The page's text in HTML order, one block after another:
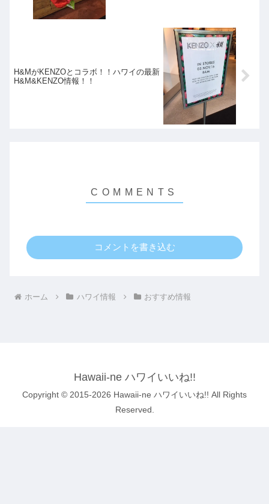
H&MがKENZOとコラボ！！ハワイの最新
H&M&KENZO情報！！
コメントを書き込む
ホーム ハワイ情報 おすすめ情報
Hawaii-ne ハワイいいね!!
Copyright © 2015-2026 Hawaii-ne ハワイいいね!! All Rights
Reserved.